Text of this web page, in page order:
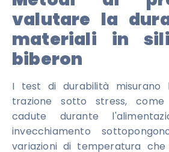
valutare la
materiali in
biberon
I test di durabilità misurano
trazione sotto stress, come
cadute durante
invecchiamento
variazioni di temperatura